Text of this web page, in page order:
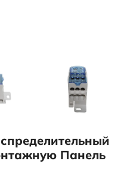
Панель